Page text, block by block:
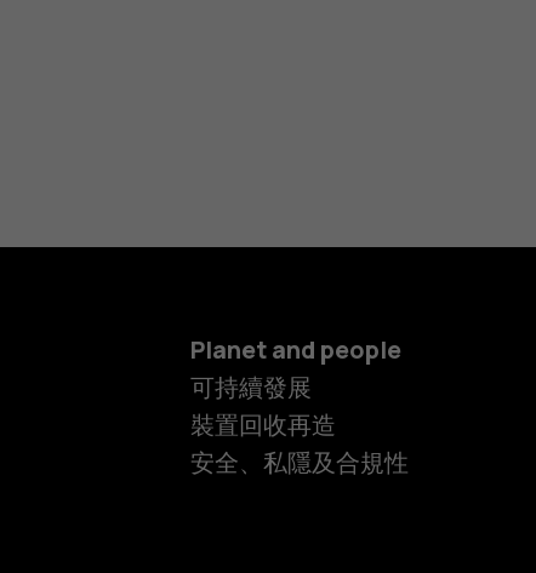
Planet and people
可持續發展
裝置回收再造
安全、私隱及合規性